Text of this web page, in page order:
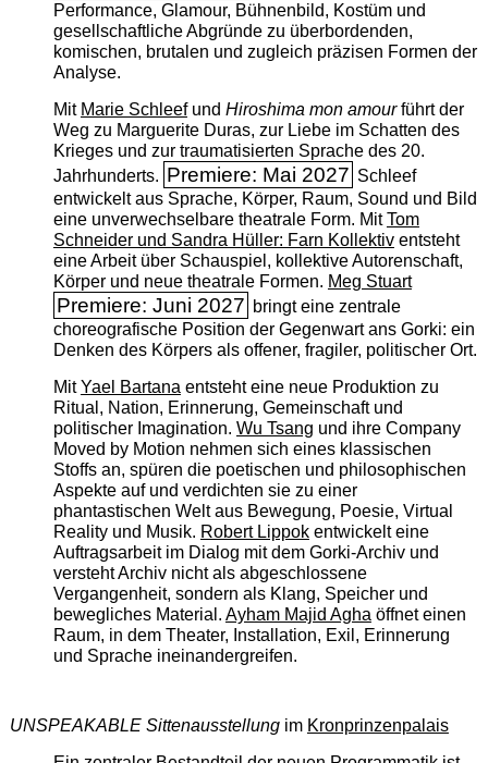
Performance, Glamour, Bühnenbild, Kostüm und
gesellschaftliche Abgründe zu überbordenden,
komischen, brutalen und zugleich präzisen Formen der
Analyse.
Mit Marie Schleefund Hiroshima mon amourführt der
Weg zu Marguerite Duras, zur Liebe im Schatten des
Krieges und zur traumatisierten Sprache des 20.
Jahrhunderts. Premiere: Mai 2027 Schleef
entwickelt aus Sprache, Körper, Raum, Sound und Bild
eine unverwechselbare theatrale Form. MitTom
Schneider und Sandra Hüller: Farn Kollektiventsteht
eine Arbeit über Schauspiel, kollektive Autorenschaft,
Körper und neue theatrale Formen. Meg Stuart
Premiere: Juni 2027 bringt eine zentrale
choreografische Position der Gegenwart ans Gorki: ein
Denken des Körpers als offener, fragiler, politischer Ort.
MitYael Bartanaentsteht eine neue Produktion zu
Ritual, Nation, Erinnerung, Gemeinschaft und
politischer Imagination. Wu Tsang und ihre Company
Moved by Motion nehmen sich eines klassischen
Stoffs an, spüren die poetischen und philosophischen
Aspekte auf und verdichten sie zu einer
phantastischen Welt aus Bewegung, Poesie, Virtual
Reality und Musik. Robert Lippokentwickelt eine
Auftragsarbeit im Dialog mit dem Gorki-Archiv und
versteht Archiv nicht als abgeschlossene
Vergangenheit, sondern als Klang, Speicher und
bewegliches Material. Ayham Majid Aghaöffnet einen
Raum, in dem Theater, Installation, Exil, Erinnerung
und Sprache ineinandergreifen.
UNSPEAKABLE Sittenausstellungim Kronprinzenpalais